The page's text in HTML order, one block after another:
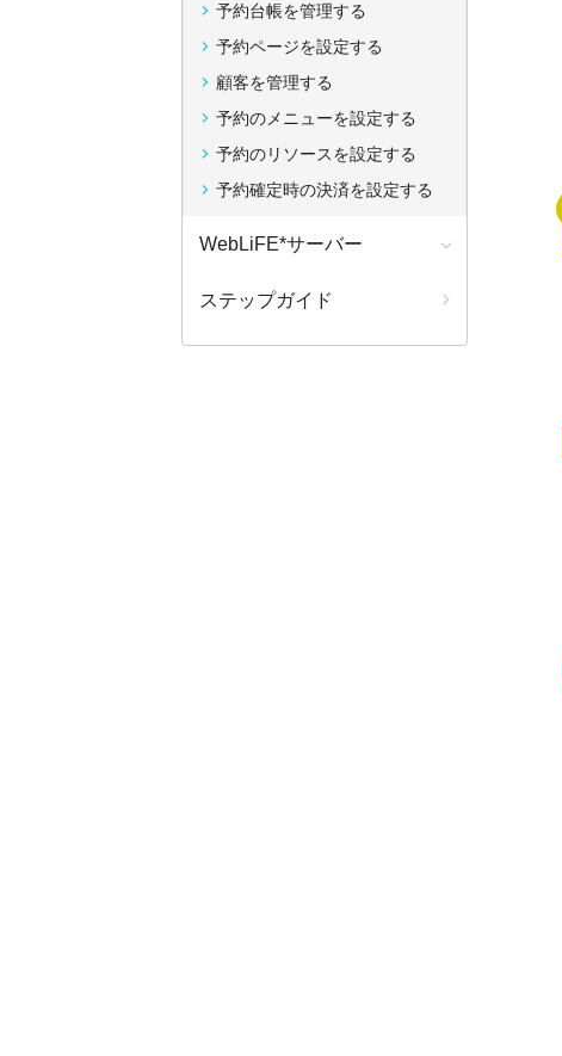
予約台帳を管理する
予約ページを設定する
顧客を管理する
予約のメニューを設定する
予約のリソースを設定する
予約確定時の決済を設定する
WebLiFE*サーバー
ステップガイド